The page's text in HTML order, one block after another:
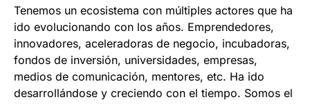
Tenemos un ecosistema con múltiples actores que ha
ido evolucionando con los años. Emprendedores,
innovadores, aceleradoras de negocio, incubadoras,
fondos de inversión, universidades, empresas,
medios de comunicación, mentores, etc. Ha ido
desarrollándose y creciendo con el tiempo. Somos el